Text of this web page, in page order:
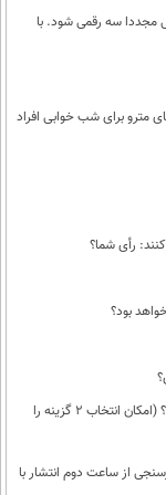
مجددا سه رقمی شود. با
مترو برای شب خوابی افراد
رأی شما؟
بود؟
کاندیداهای "پوششی" و پیش بینی شما از کاندیداهای "نهایی"؟ (امکان انتخاب 2 گزینه را
از ساعت دوم انتشار با